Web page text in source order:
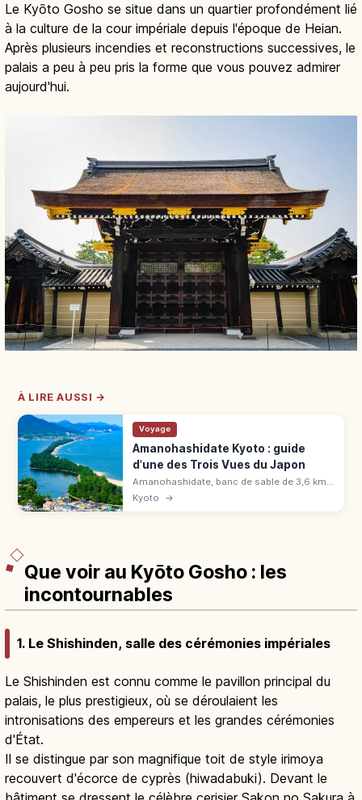
Le Kyōto Gosho se situe dans un quartier profondément lié
à la culture de la cour impériale depuis l'époque de Heian.
Après plusieurs incendies et reconstructions successives, le
palais a peu à peu pris la forme que vous pouvez admirer
aujourd'hui.
À LIRE AUSSI →
Voyage
Amanohashidate Kyoto : guide
d'une des Trois Vues du Japon
Amanohashidate, banc de sable de 3,6 km
bordé de 6 700 pins : une des Trois Vues du
Japon. Panoramas, vélo, spécialités, accès
Kyoto →
Que voir au Kyōto Gosho : les
incontournables
1. Le Shishinden, salle des cérémonies impériales
Le Shishinden est connu comme le pavillon principal du
palais, le plus prestigieux, où se déroulaient les
intronisations des empereurs et les grandes cérémonies
d'État.
Il se distingue par son magnifique toit de style irimoya
recouvert d'écorce de cyprès (hiwadabuki). Devant le